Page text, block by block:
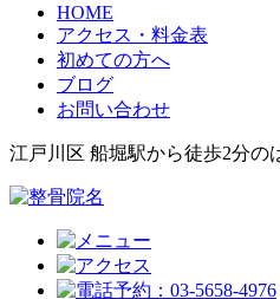
HOME
アクセス・料金表
初めての方へ
ブログ
お問い合わせ
江戸川区 船堀駅から徒歩2分の